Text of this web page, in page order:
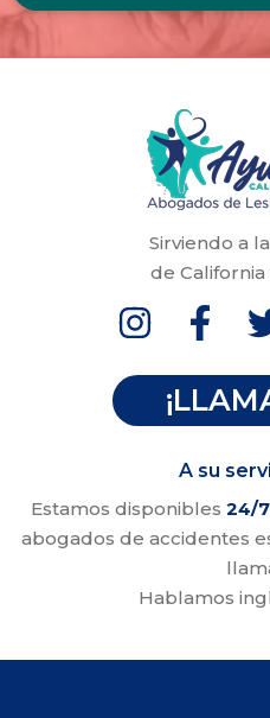
Sirviendo a
de California
A su
Estamos disponibles 24/7
abogados de accidentes
Hablamos